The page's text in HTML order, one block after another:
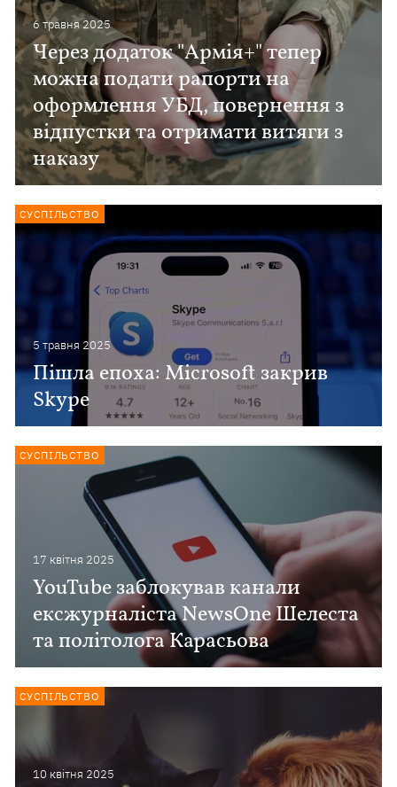
6 травня 2025
Через додаток "Армія+" тепер
можна подати рапорти на
оформлення УБД, повернення з
відпустки та отримати витяги з
наказу
5 травня 2025
Пішла епоха: Microsoft закрив
Skype
СУСПІЛЬСТВО
17 квiтня 2025
YouTube заблокував канали
ексжурналіста NewsOne Шелеста
та політолога Карасьова
СУСПІЛЬСТВО
10 квiтня 2025
СУСПІЛЬСТВО